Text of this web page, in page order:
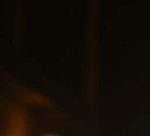
spielt die Bit-
Rolle. Je höher die Bit-